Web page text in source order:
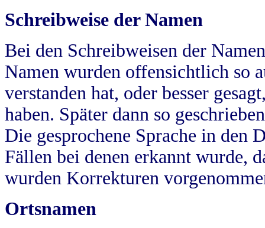
Schreibweise der Namen
Bei den Schreibweisen der
Namen wurden offensichtlich so
verstanden hat, oder besser
haben. Später dann so
Die gesprochene Sprache in
Fällen bei denen erkannt wurde,
wurden Korrekturen
Ortsnamen